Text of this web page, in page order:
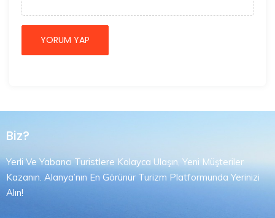
Biz?
Yerli Ve Yabancı Turistlere Kolayca Ulaşın, Yeni Müşteriler
Kazanın. Alanya’nın En Görünür Turizm Platformunda Yerinizi
Alın!